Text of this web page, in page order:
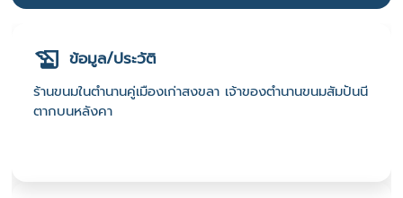
ข้อมูล/ประวัติ
ร้านขนมในตำนานคู่เมืองเก่าสงขลา เจ้าของตำนานขนมสัมปันนี
ตากบนหลังคา